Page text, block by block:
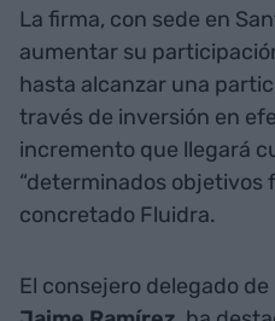
La firma, con sede en
aumentar su
hasta alcanzar una
través de inversión en
incremento que llegará
“determinados objetivos
concretado Fluidra.
El consejero delegado